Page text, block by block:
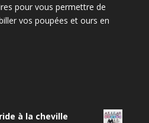
pour vous permettre de
vos poupées et ours en
à la cheville